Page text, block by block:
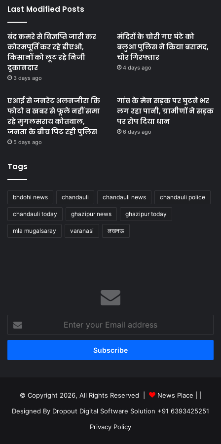
Last Modified Posts
बंद कमरे से विज्ञप्ति जारी कर
कोरमपूर्ति कर रहे डीएओ,
किसानों को लूट रहे निजी
दुकानदार
3 days ago
मंदिरों के चोरी गए घंटे को
बलुआ पुलिस ने किया बरामद,
चोर गिरफ्तार
4 days ago
एआई से जनरेट अलनजीरा कि
फोटो व खबर से फूले नहीं समा
रहे मुगलसराय कोतवाल,
जनता के बीच पिट रही पुलिस
5 days ago
गांव के मेन सड़क पर घुटने भर
लग रहा पानी, ग्रामीणों ने सड़क
पर रोप दिया धान
6 days ago
Tags
bhdohi news chandauli chandauli news chandauli police
chandauli today ghazipur news ghazipur today
mla mugalsaray varanasi लखनऊ
your
Email
© Copyright 2026, All Rights Reserved | News Place |
Designed By Dropout Digital Software Solution +91 6393425251
Privacy Policy